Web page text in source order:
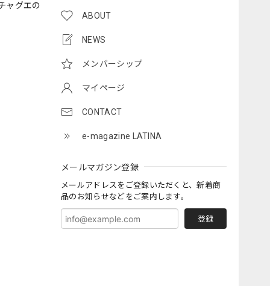
ABOUT
NEWS
メンバーシップ
マイページ
CONTACT
e-magazine LATINA
メールマガジン登録
メールアドレスをご登録いただくと、新着商
品のお知らせなどをご案内します。
登録
ャグエの